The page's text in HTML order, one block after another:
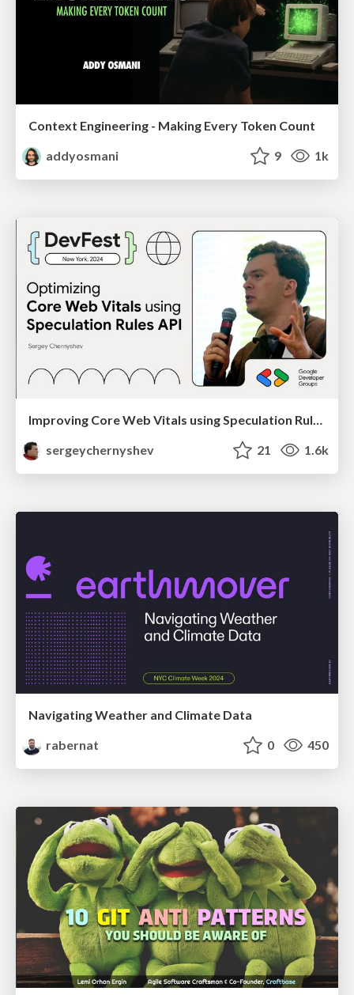
Context Engineering - Making Every Token Count
addyosmani
9 1k
Improving Core Web Vitals using Speculation Rules API
sergeychernyshev
21 1.6k
Navigating Weather and Climate Data
rabernat
0 450